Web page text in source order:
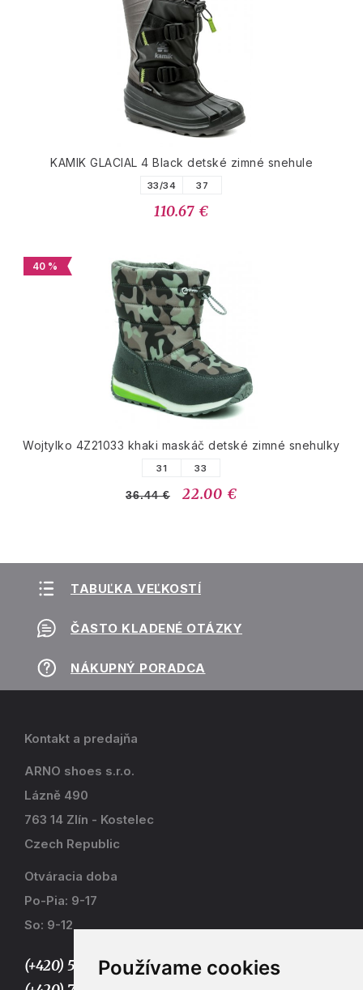
Používame cookies
KAMIK GLACIAL 4 Black detské zimné snehule
33/34 37
110.67 €
40 %
Wojtylko 4Z21033 khaki maskáč detské zimné snehulky
31 33
36.44 € 22.00 €
TABUĽKA VEĽKOSTÍ
ČASTO KLADENÉ OTÁZKY
NÁKUPNÝ PORADCA
Kontakt a predajňa
ARNO shoes s.r.o.
Lázně 490
763 14 Zlín - Kostelec
Czech Republic
Otváracia doba
Po-Pia: 9-17
So: 9-12
(+420) 577 915 036,